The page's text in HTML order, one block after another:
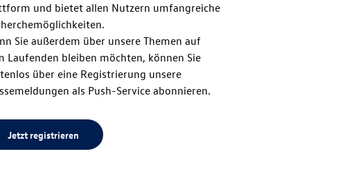
und bietet allen Nutzern umfangreiche
Sie außerdem über unsere Themen auf
Laufenden bleiben möchten, können Sie
über eine Registrierung unsere
als Push-Service abonnieren.
Jetzt registrieren